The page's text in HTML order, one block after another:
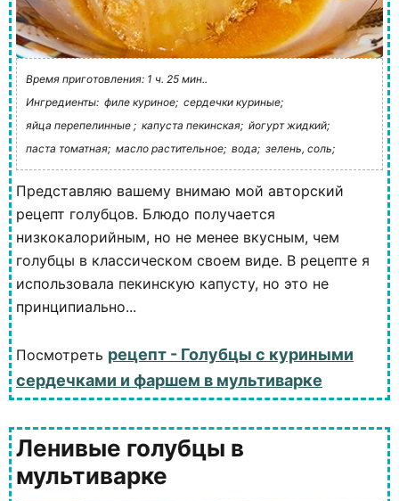
Время приготовления: 1 ч. 25 мин..
Ингредиенты: филе куриное; сердечки куриные;
яйца перепелинные ; капуста пекинская; йогурт жидкий;
паста томатная; масло растительное; вода; зелень, соль;
Представляю вашему внимаю мой авторский
рецепт голубцов. Блюдо получается
низкокалорийным, но не менее вкусным, чем
голубцы в классическом своем виде. В рецепте я
использовала пекинскую капусту, но это не
принципиально...
Посмотреть рецепт - Голубцы с куриными
сердечками и фаршем в мультиварке
Ленивые голубцы в
мультиварке